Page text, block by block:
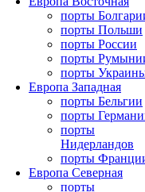
порты
порты Польши
порты России
порты
порты
Европа Западная
порты Бельгии
порты
порты
Нидерландов
порты
Европа Северная
порты